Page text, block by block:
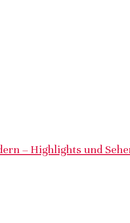
– Highlights und